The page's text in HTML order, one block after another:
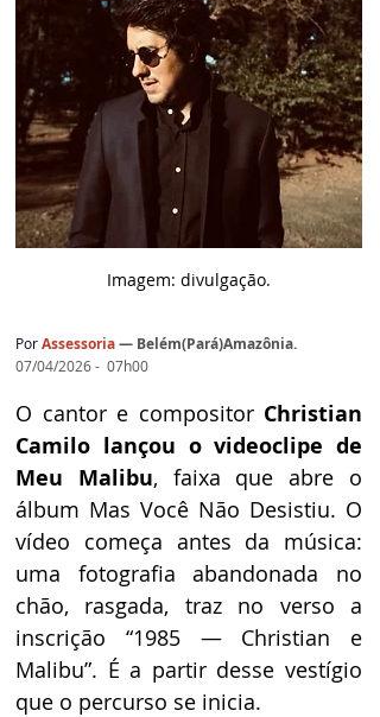
Imagem: divulgação.
PorAssessoria — Belém(Pará)Amazônia.
07/04/2026 -  07h00
O cantor e compositor Christian
Camilo lançou o videoclipe de
Meu Malibu, faixa que abre o
álbum Mas Você Não Desistiu. O
vídeo começa antes da música:
uma fotografia abandonada no
chão, rasgada, traz no verso a
inscrição “1985 — Christian e
Malibu”. É a partir desse vestígio
que o percurso se inicia.